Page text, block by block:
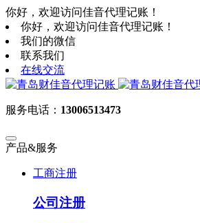
你好，欢迎访问佳音代理记账！
你好，欢迎访问佳音代理记账！
我们的微信
联系我们
在线交流
服务电话： 13006513473
产品&服务
工商注册
公司注册